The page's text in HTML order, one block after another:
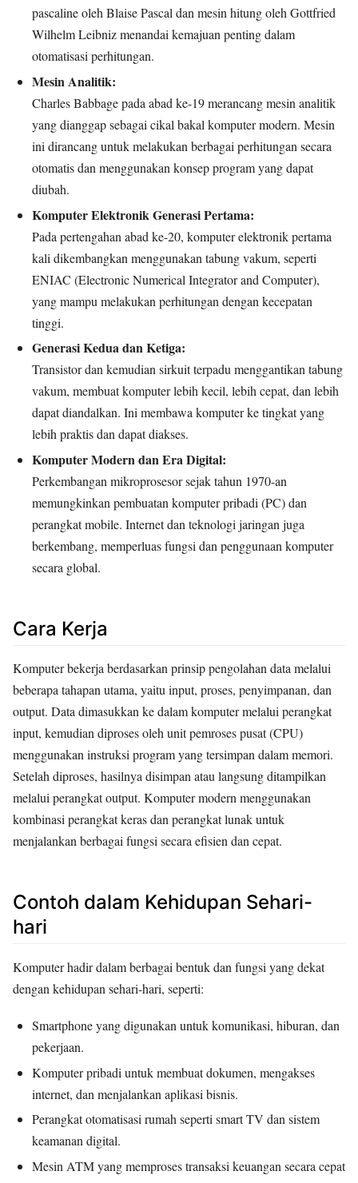
pascaline oleh Blaise Pascal dan mesin hitung oleh Gottfried
Wilhelm Leibniz menandai kemajuan penting dalam
otomatisasi perhitungan.
Mesin Analitik:
Charles Babbage pada abad ke-19 merancang mesin analitik
yang dianggap sebagai cikal bakal komputer modern. Mesin
ini dirancang untuk melakukan berbagai perhitungan secara
otomatis dan menggunakan konsep program yang dapat
diubah.
Komputer Elektronik Generasi Pertama:
Pada pertengahan abad ke-20, komputer elektronik pertama
kali dikembangkan menggunakan tabung vakum, seperti
ENIAC (Electronic Numerical Integrator and Computer),
yang mampu melakukan perhitungan dengan kecepatan
tinggi.
Generasi Kedua dan Ketiga:
Transistor dan kemudian sirkuit terpadu menggantikan tabung
vakum, membuat komputer lebih kecil, lebih cepat, dan lebih
dapat diandalkan. Ini membawa komputer ke tingkat yang
lebih praktis dan dapat diakses.
Komputer Modern dan Era Digital:
Perkembangan mikroprosesor sejak tahun 1970-an
memungkinkan pembuatan komputer pribadi (PC) dan
perangkat mobile. Internet dan teknologi jaringan juga
berkembang, memperluas fungsi dan penggunaan komputer
secara global.
Cara Kerja
Komputer bekerja berdasarkan prinsip pengolahan data melalui
beberapa tahapan utama, yaitu input, proses, penyimpanan, dan
output. Data dimasukkan ke dalam komputer melalui perangkat
input, kemudian diproses oleh unit pemroses pusat (CPU)
menggunakan instruksi program yang tersimpan dalam memori.
Setelah diproses, hasilnya disimpan atau langsung ditampilkan
melalui perangkat output. Komputer modern menggunakan
kombinasi perangkat keras dan perangkat lunak untuk
menjalankan berbagai fungsi secara efisien dan cepat.
Contoh dalam Kehidupan Sehari-
hari
Komputer hadir dalam berbagai bentuk dan fungsi yang dekat
dengan kehidupan sehari-hari, seperti:
Smartphone yang digunakan untuk komunikasi, hiburan, dan
pekerjaan.
Komputer pribadi untuk membuat dokumen, mengakses
internet, dan menjalankan aplikasi bisnis.
Perangkat otomatisasi rumah seperti smart TV dan sistem
keamanan digital.
Mesin ATM yang memproses transaksi keuangan secara cepat